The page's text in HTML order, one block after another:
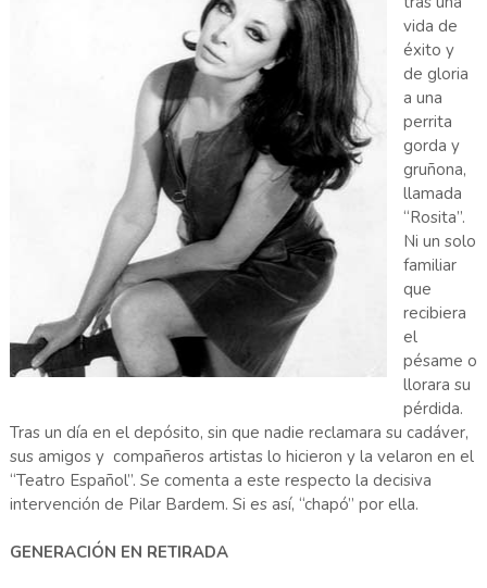
vida de
éxito y
de gloria
a una
perrita
gorda y
gruñona,
llamada
“Rosita”.
Ni un solo
familiar
que
recibiera
el
pésame o
llorara su
pérdida.
Tras un día en el depósito, sin que nadie reclamara su cadáver,
sus amigos y compañeros artistas lo hicieron y la velaron en el
“Teatro Español”. Se comenta a este respecto la decisiva
intervención de Pilar Bardem. Si es así, “chapó” por ella.
GENERACIÓN EN RETIRADA